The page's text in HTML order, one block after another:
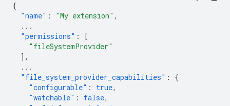
{
"name" : "My extension" ,
...
"permissions" :
[
"fileSystemProvider"
],
...
"file_system_provider_capabilities" :
{
"configurable" : true,
"watchable" : false,